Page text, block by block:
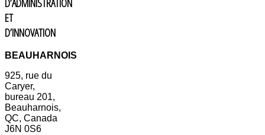
ET
D’INNOVATION
BEAUHARNOIS
925, rue du
Caryer,
bureau 201,
Beauharnois,
QC, Canada
J6N 0S6